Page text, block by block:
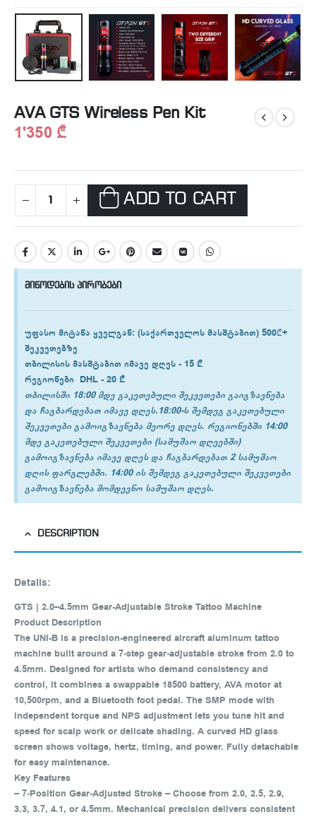
AVA GTS Wireless Pen Kit
1'350 ₾
ADD TO CART
მიწოდების პირობები
უფასო მიტანა ყველგან: (საქართველოს მასშტაბით) 500₾+
შეკვეთებზე
თბილისის მასშტაბით იმავე დღეს -15 ₾
რეგიონები DHL -20 ₾
თბილისში 18:00 მდე გაკეთებული შეკვეთები გაიგზავნება
და ჩაგბარდებათ იმავე დღეს.18:00-ს შემდეგ გაკეთებული
შეკვეთები გამოიგზავნება მეორე დღეს. რეგიონებში 14:00
მდე გაკეთებული შეკვეთები (სამუშაო დღეებში)
გამოიგზავნება იმავე დღეს და ჩაგბარდებათ 2 სამუშაო
დღის ფარგლებში. 14:00 ის შემდეგ გაკეთებული შეკვეთები
გამოიგზავნება მომდევნო სამუშაო დღეს.
DESCRIPTION
Details:
GTS | 2.0–4.5mm Gear-Adjustable Stroke Tattoo Machine
Product Description
The UNI-B is a precision-engineered aircraft aluminum tattoo
machine built around a 7‑step gear‑adjustable stroke from 2.0 to
4.5mm. Designed for artists who demand consistency and
control, it combines a swappable 18500 battery, AVA motor at
10,500rpm, and a Bluetooth foot pedal. The SMP mode with
independent torque and NPS adjustment lets you tune hit and
speed for scalp work or delicate shading. A curved HD glass
screen shows voltage, hertz, timing, and power. Fully detachable
for easy maintenance.
Key Features
– 7‑Position Gear‑Adjusted Stroke – Choose from 2.0, 2.5, 2.9,
3.3, 3.7, 4.1, or 4.5mm. Mechanical precision delivers consistent